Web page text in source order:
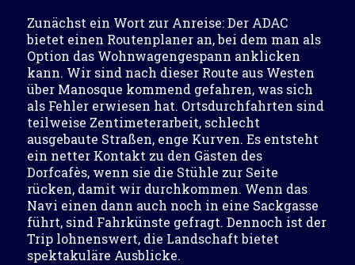
Zunächst ein Wort zur Anreise: Der ADAC
bietet einen Routenplaner an, bei dem man als
Option das Wohnwagengespann anklicken
kann. Wir sind nach dieser Route aus Westen
über Manosque kommend gefahren, was sich
als Fehler erwiesen hat. Ortsdurchfahrten sind
teilweise Zentimeterarbeit, schlecht
ausgebaute Straßen, enge Kurven. Es entsteht
ein netter Kontakt zu den Gästen des
Dorfcafès, wenn sie die Stühle zur Seite
rücken, damit wir durchkommen. Wenn das
Navi einen dann auch noch in eine Sackgasse
führt, sind Fahrkünste gefragt. Dennoch ist der
Trip lohnenswert, die Landschaft bietet
spektakuläre Ausblicke.